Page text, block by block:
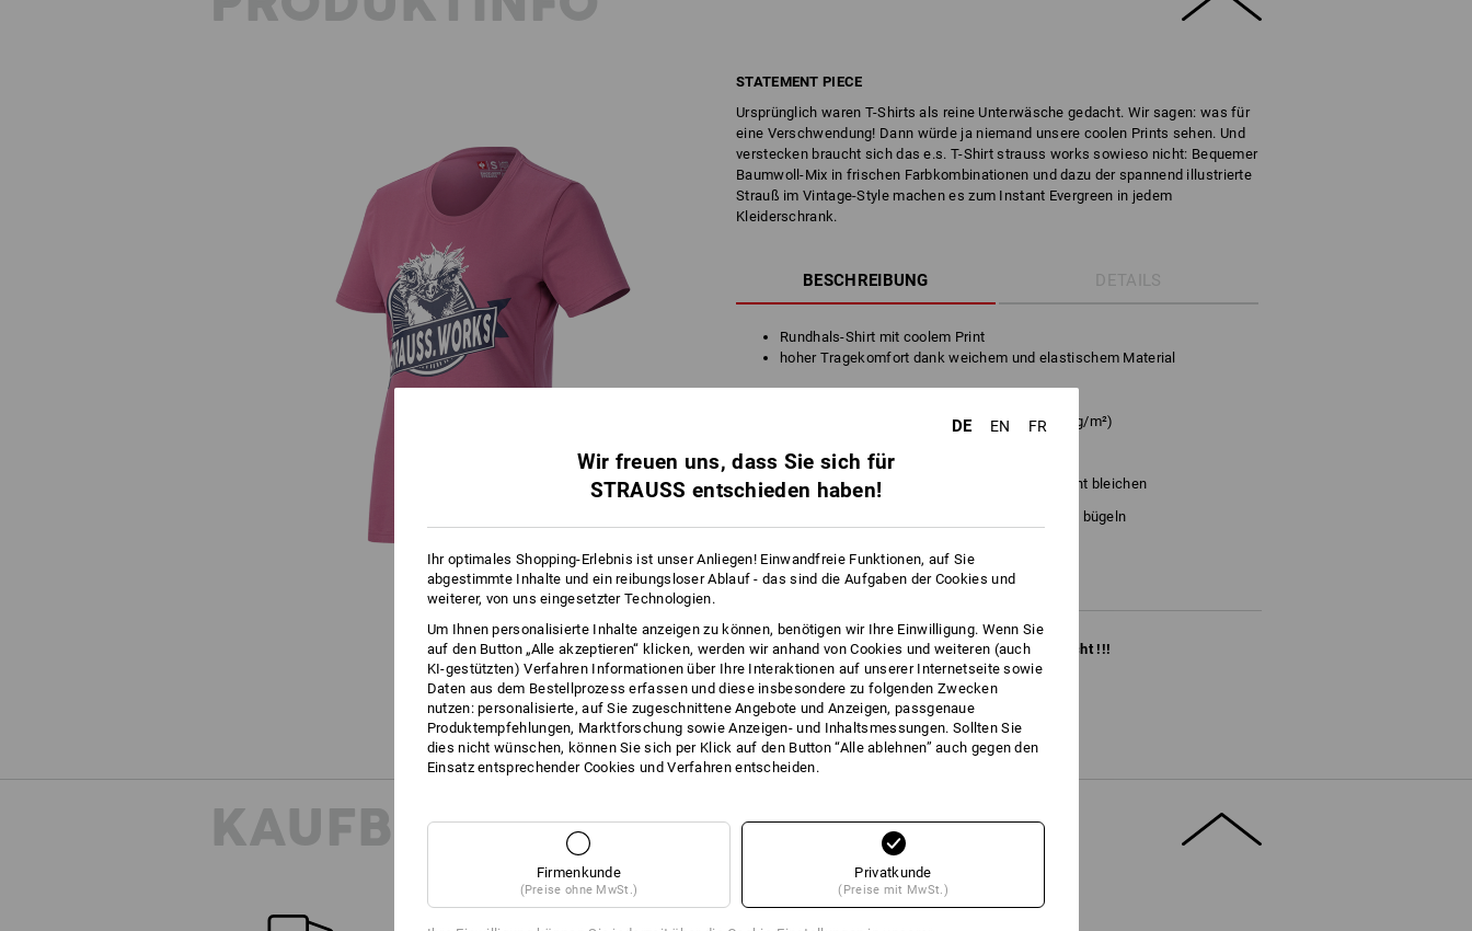
STATEMENT PIECE
Ursprünglich waren T-Shirts als reine Unterwäsche gedacht. Wir sagen: was für
eine Verschwendung! Dann würde ja niemand unsere coolen Prints sehen. Und
verstecken braucht sich das e.s. T-Shirt strauss works sowieso nicht: Bequemer
Baumwoll-Mix in frischen Farbkombinationen und dazu der spannend illustrierte
Strauß im Vintage-Style machen es zum Instant Evergreen in jedem
Kleiderschrank.
BESCHREIBUNG DETAILS
Rundhals-Shirt mit coolem Print
hoher Tragekomfort dank weichem und elastischem Material
Elasthan (ca. 180 g/m²)
Pflegehinweise:
Maschinenwäsche 40 °C
Nicht bleichen
Kalt bügeln
Nicht trockenreinigen
!!! Saisonartikel !!! Lieferung nur solange Vorrat reicht !!!
KAUFBERATUNG
DE EN FR
Wir freuen uns, dass Sie sich für
STRAUSS entschieden haben!
Ihr optimales Shopping-Erlebnis ist unser Anliegen! Einwandfreie Funktionen, auf Sie
abgestimmte Inhalte und ein reibungsloser Ablauf - das sind die Aufgaben der Cookies und
weiterer, von uns eingesetzter Technologien.
Um Ihnen personalisierte Inhalte anzeigen zu können, benötigen wir Ihre Einwilligung. Wenn Sie
auf den Button „Alle akzeptieren“ klicken, werden wir anhand von Cookies und weiteren (auch
KI-gestützten) Verfahren Informationen über Ihre Interaktionen auf unserer Internetseite sowie
Daten aus dem Bestellprozess erfassen und diese insbesondere zu folgenden Zwecken
nutzen: personalisierte, auf Sie zugeschnittene Angebote und Anzeigen, passgenaue
Produktempfehlungen, Marktforschung sowie Anzeigen- und Inhaltsmessungen. Sollten Sie
dies nicht wünschen, können Sie sich per Klick auf den Button “Alle ablehnen” auch gegen den
Einsatz entsprechender Cookies und Verfahren entscheiden.
Firmenkunde
(Preise ohne MwSt.)
Privatkunde
(Preise mit MwSt.)